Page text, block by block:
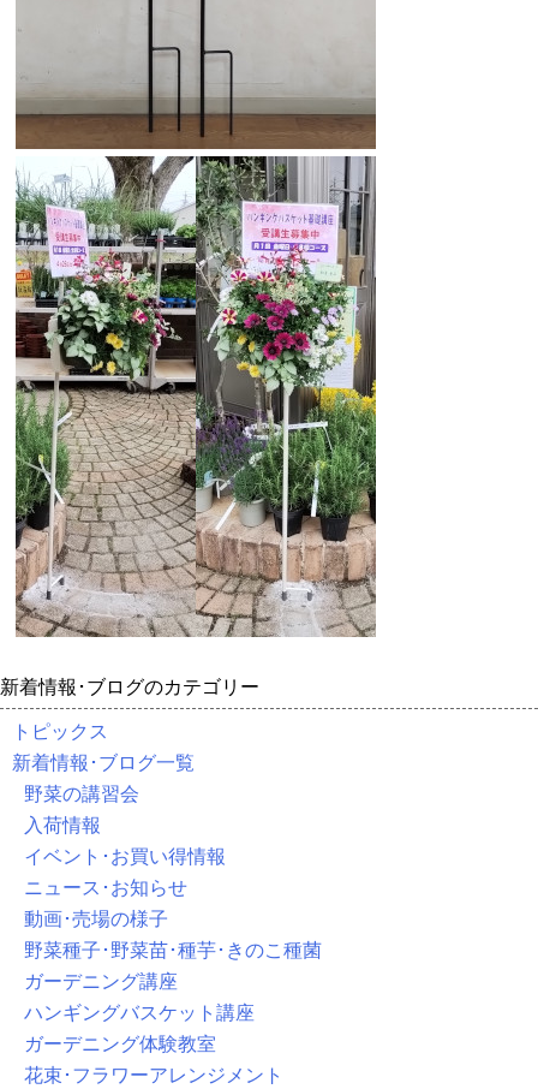
新着情報･ブログのカテゴリー
トピックス
新着情報･ブログ一覧
野菜の講習会
入荷情報
イベント･お買い得情報
ニュース･お知らせ
動画･売場の様子
野菜種子･野菜苗･種芋･きのこ種菌
ガーデニング講座
ハンギングバスケット講座
ガーデニング体験教室
花束･フラワーアレンジメント